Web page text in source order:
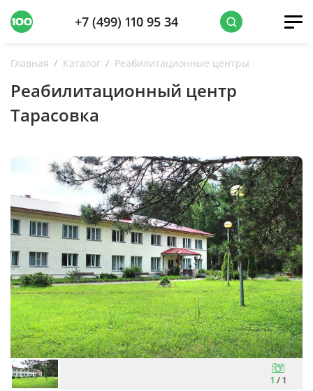
+7 (499) 110 95 34
Главная Каталог Реабилитационные центры
Реабилитационный центр
Тарасовка
1 /1